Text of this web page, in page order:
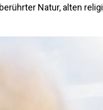
Natur, alten